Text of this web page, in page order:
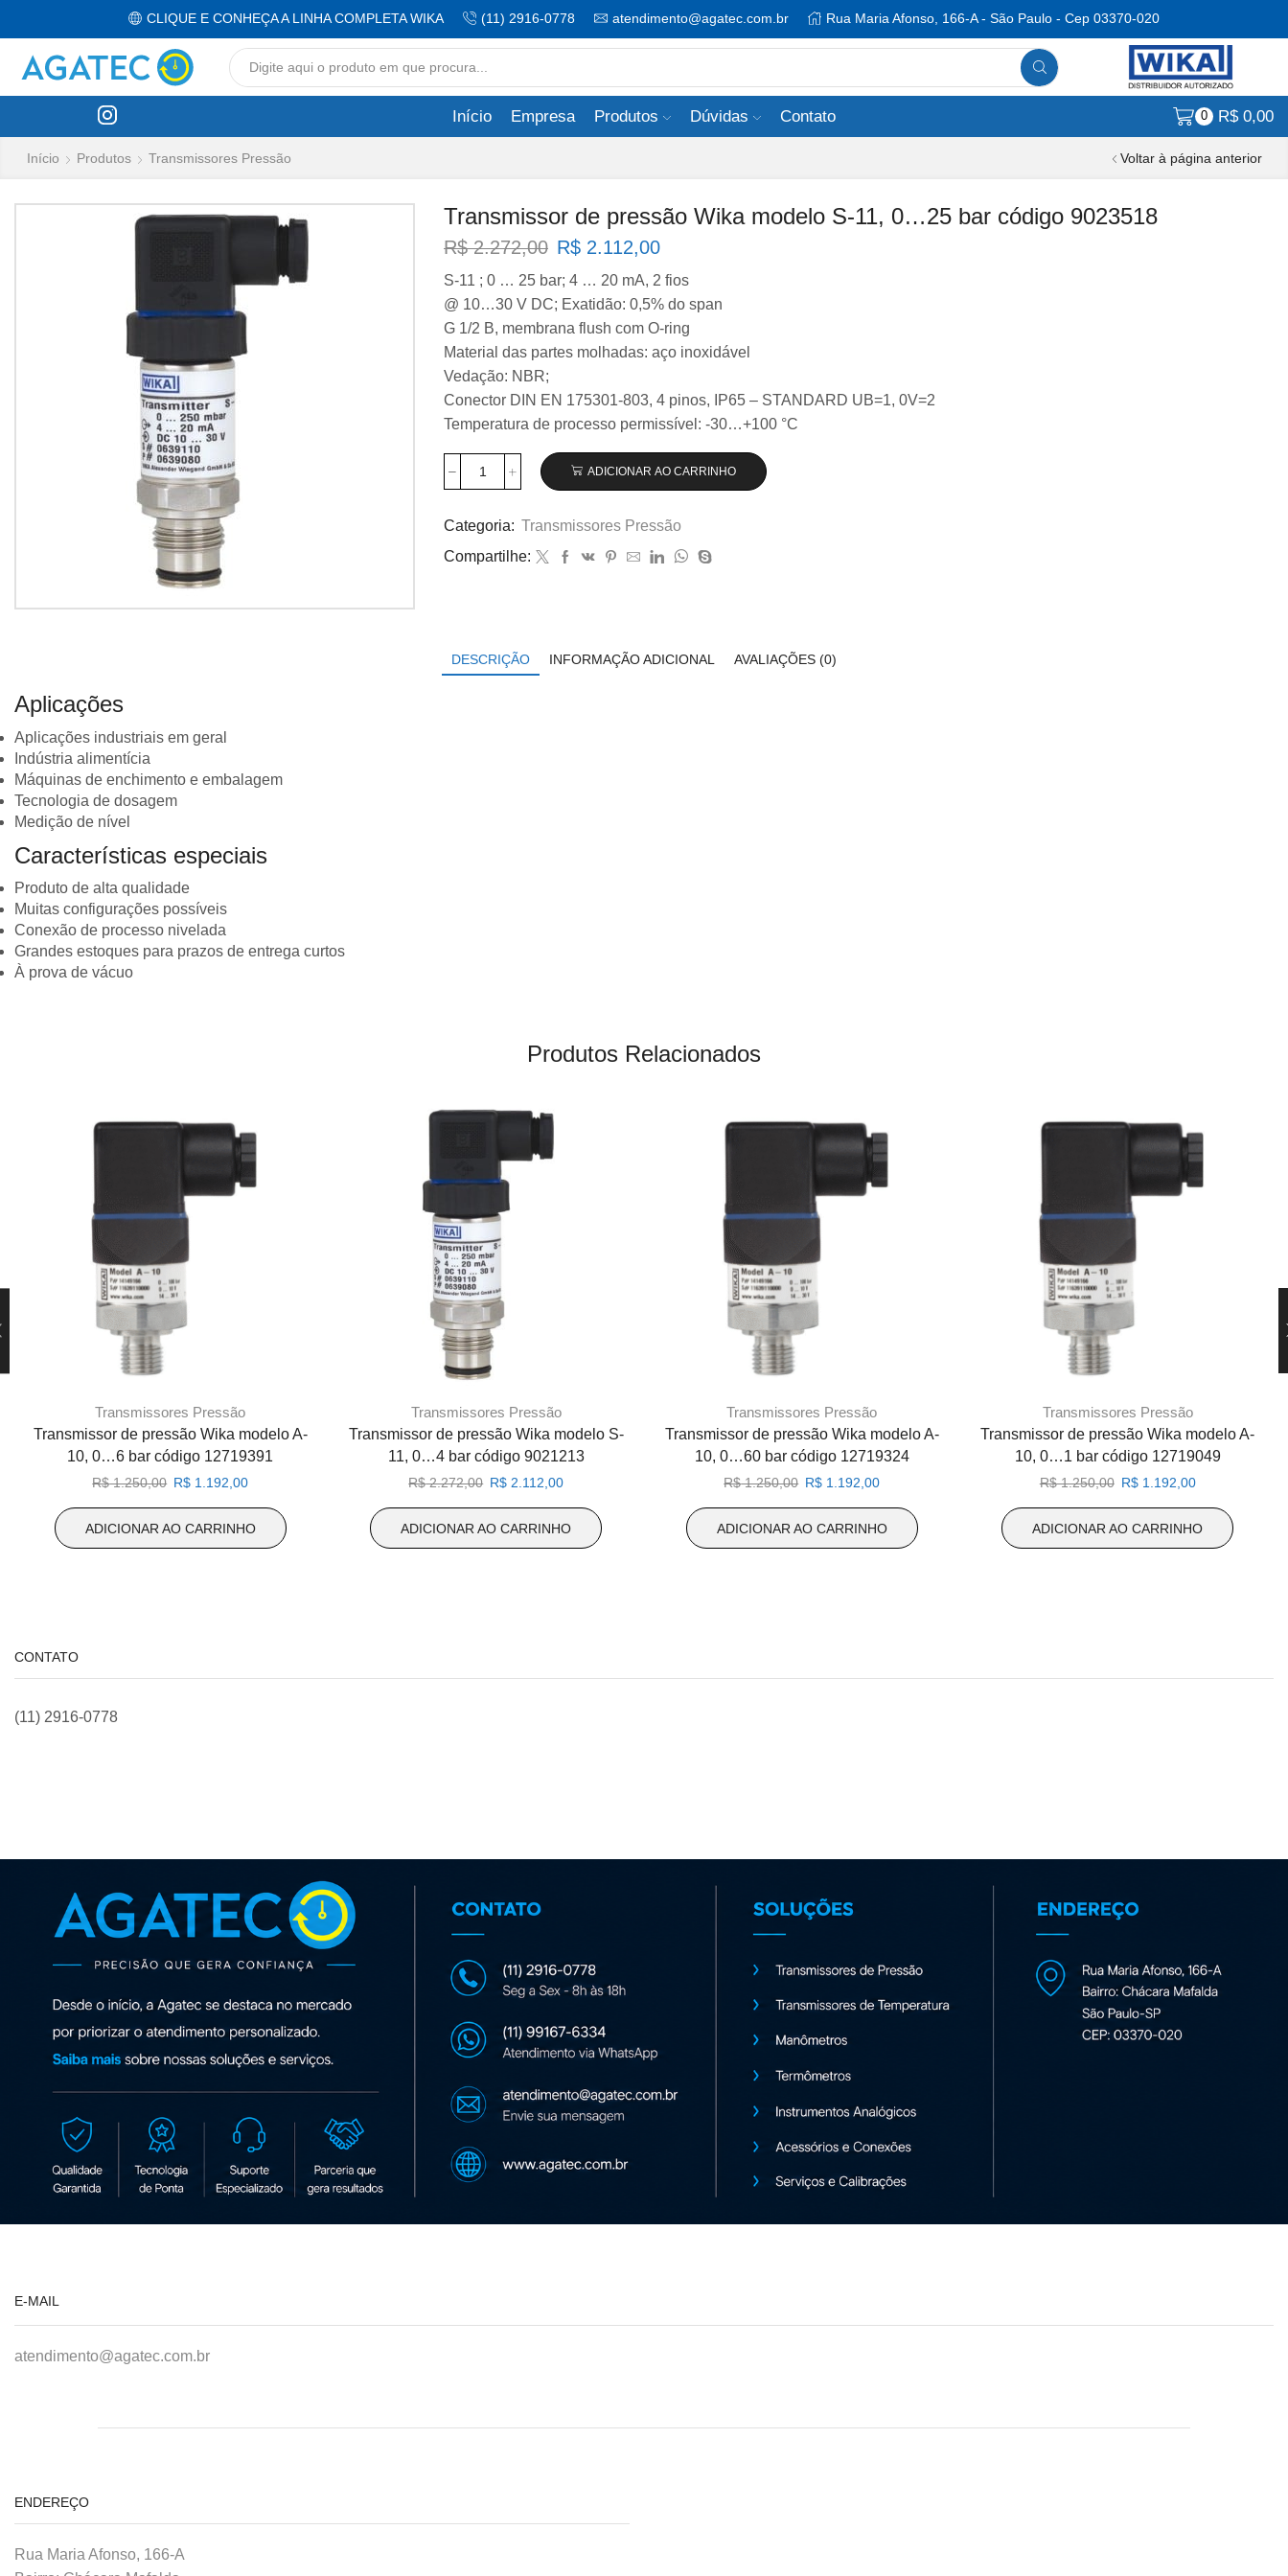
CLIQUE E CONHEÇA A LINHA COMPLETA WIKA (11) 2916-0778 atendimento@agatec.com.br Rua Maria Afonso, 166-A - São Paulo - Cep 03370-020
input
Início Empresa Produtos Dúvidas Contato 0 R$0,00
Início Produtos Transmissores Pressão Voltar à página anterior
Transmissor de pressão Wika modelo S-11, 0…25 bar código 9023518
R$2.272,00 O
original
era:
R$ 2.272,00.
R$ 2.112,00O
atual
é:
R$ 2.112,00.
S-11 ; 0 … 25 bar; 4 … 20 mA, 2 fios
@ 10…30 V DC; Exatidão: 0,5% do span
G 1/2 B, membrana flush com O-ring
Material das partes molhadas: aço inoxidável
Vedação: NBR;
Conector DIN EN 175301-803, 4 pinos, IP65 – STANDARD UB=1, 0V=2
Temperatura de processo permissível: -30…+100 °C
Transmissor
pressão
Wika
modelo
código
9023518
ADICIONAR AO CARRINHO
Categoria: Transmissores Pressão
Compartilhe:
DESCRIÇÃO INFORMAÇÃO ADICIONAL AVALIAÇÕES (0)
Aplicações
Aplicações industriais em geral
Indústria alimentícia
Máquinas de enchimento e embalagem
Tecnologia de dosagem
Medição de nível
Características especiais
Produto de alta qualidade
Muitas configurações possíveis
Conexão de processo nivelada
Grandes estoques para prazos de entrega curtos
À prova de vácuo
Produtos Relacionados
Transmissores Pressão
Transmissor de pressão Wika modelo A-
10, 0…6 bar código 12719391
R$1.250,00 O
original
R$ 1.192,00O
atual
ADICIONAR AO CARRINHO
Transmissores Pressão
Transmissor de pressão Wika modelo S-
11, 0…4 bar código 9021213
R$2.272,00 O
original
R$ 2.112,00O
atual
ADICIONAR AO CARRINHO
Transmissores Pressão
Transmissor de pressão Wika modelo A-
10, 0…60 bar código 12719324
R$1.250,00 O
original
R$ 1.192,00O
atual
ADICIONAR AO CARRINHO
Transmissores Pressão
Transmissor de pressão Wika modelo A-
10, 0…1 bar código 12719049
R$1.250,00 O
original
R$1.192,00O
atual
ADICIONAR AO CARRINHO
CONTATO
(11) 2916-0778
E-MAIL
atendimento@agatec.com.br
ENDEREÇO
Rua Maria Afonso, 166-A